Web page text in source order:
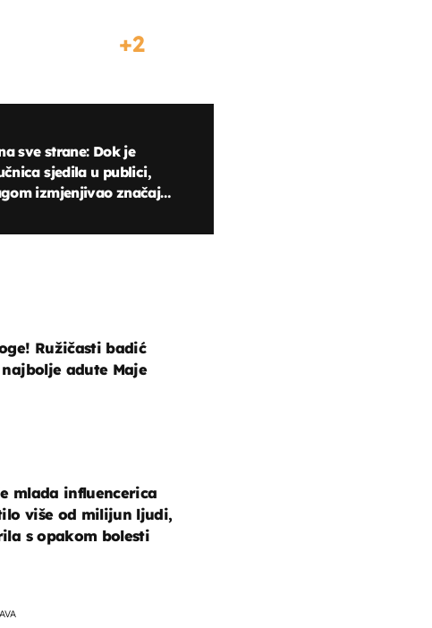
2
sve strane: Dok je
sjedila u publici,
izmjenjivao značajne
Ružičasti badić
adute Maje
mlada influencerica
više od milijun ljudi,
s opakom bolesti